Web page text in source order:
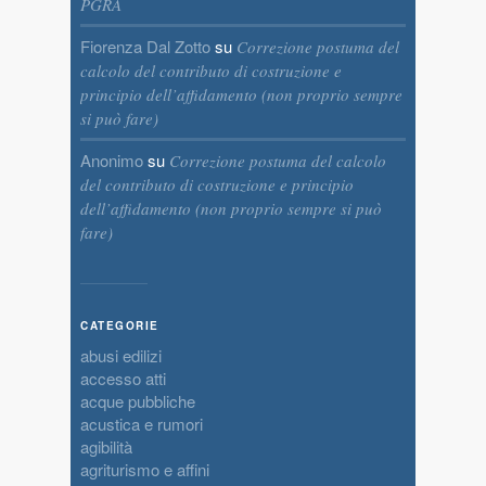
PGRA
Fiorenza Dal Zottosu Correzione postuma del
calcolo del contributo di costruzione e
principio dell’affidamento (non proprio sempre
si può fare)
Anonimosu Correzione postuma del calcolo
del contributo di costruzione e principio
dell’affidamento (non proprio sempre si può
fare)
CATEGORIE
abusi edilizi
accesso atti
acque pubbliche
acustica e rumori
agibilità
agriturismo e affini